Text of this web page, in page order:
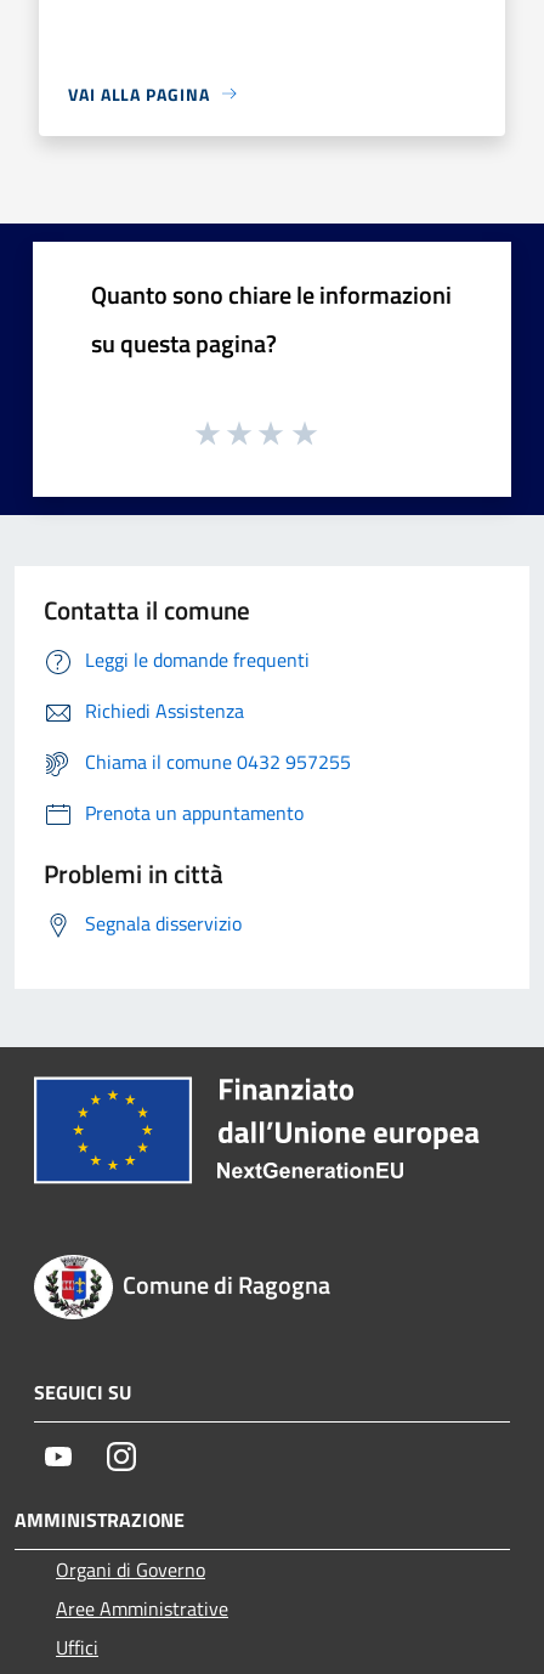
VAI ALLA PAGINA
Quanto sono chiare le informazioni
su questa pagina?
Contatta il comune
Leggi le domande frequenti
Richiedi Assistenza
Chiama il comune 0432 957255
Prenota un appuntamento
Problemi in città
Segnala disservizio
Comune di Ragogna
SEGUICI SU
YoutubeInstagram
AMMINISTRAZIONE
Organi di Governo
Aree Amministrative
Uffici